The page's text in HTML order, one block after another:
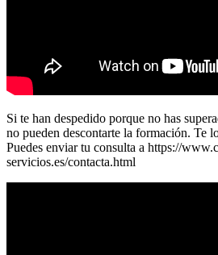
Si te han despedido porque no has
no pueden descontarte la formación. Te
Puedes enviar tu consulta a https://
servicios.es/contacta.html